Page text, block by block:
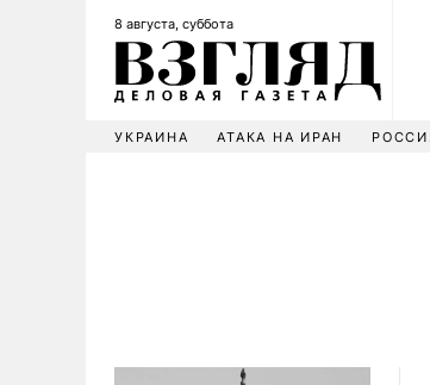
8 августа, суббота
УКРАИНА АТАКА НА ИРАН